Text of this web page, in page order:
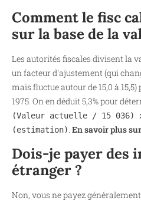
Comment le fisc
sur la base de la
Les autorités fiscales divisent la
un facteur d'ajustement (qui
mais fluctue autour de 15,0 à
1975. On en déduit 5,3% pour
(Valeur actuelle / 15 036)
(estimation). En savoir plus
Dois-je payer des
étranger ?
Non, vous ne payez